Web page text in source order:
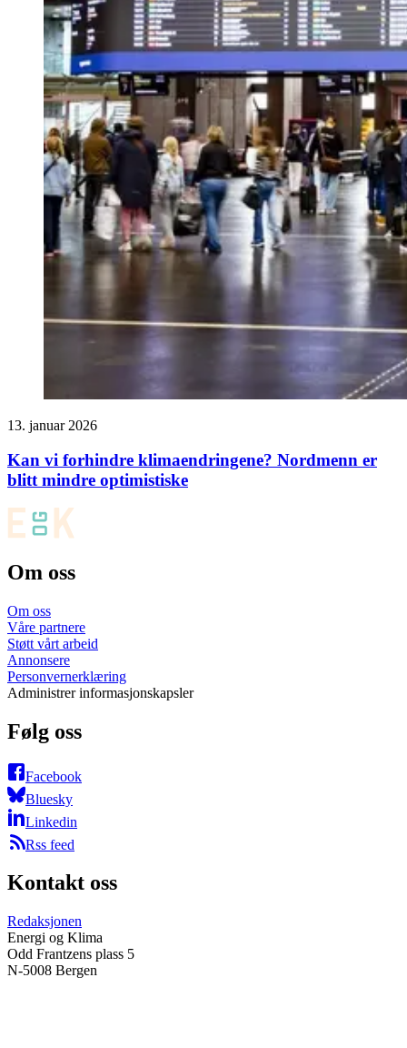
13. januar 2026
Kan vi forhindre klimaendringene? Nordmenn er
blitt mindre optimistiske
Om oss
Om oss
Våre partnere
Støtt vårt arbeid
Annonsere
Personvernerklæring
Administrer informasjonskapsler
Følg oss
Facebook
Bluesky
Linkedin
Rss feed
Kontakt oss
Redaksjonen
Energi og Klima
Odd Frantzens plass 5
N-5008 Bergen